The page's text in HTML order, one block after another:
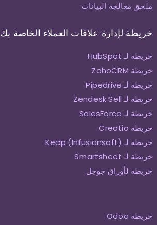
ملحق معالجة البيانات
خريطة لإدارة علاقات العملاء الخاصة بك
خريطة لـ HubSpot
خريطة ZohoCRM
خريطة لـ Pipedrive
خريطة لـ Zendesk Sell
خريطة لـ SalesForce
خريطة Creatio
خريطة لـ Keap (Infusionsoft)
خريطة لـ Smartsheet
خريطة لأوراق جوجل
خريطة Odoo